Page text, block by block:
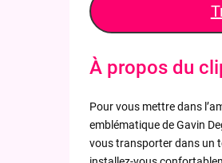
À propos du
Pour vous mettre dans
emblématique de Gavin
vous transporter dans un